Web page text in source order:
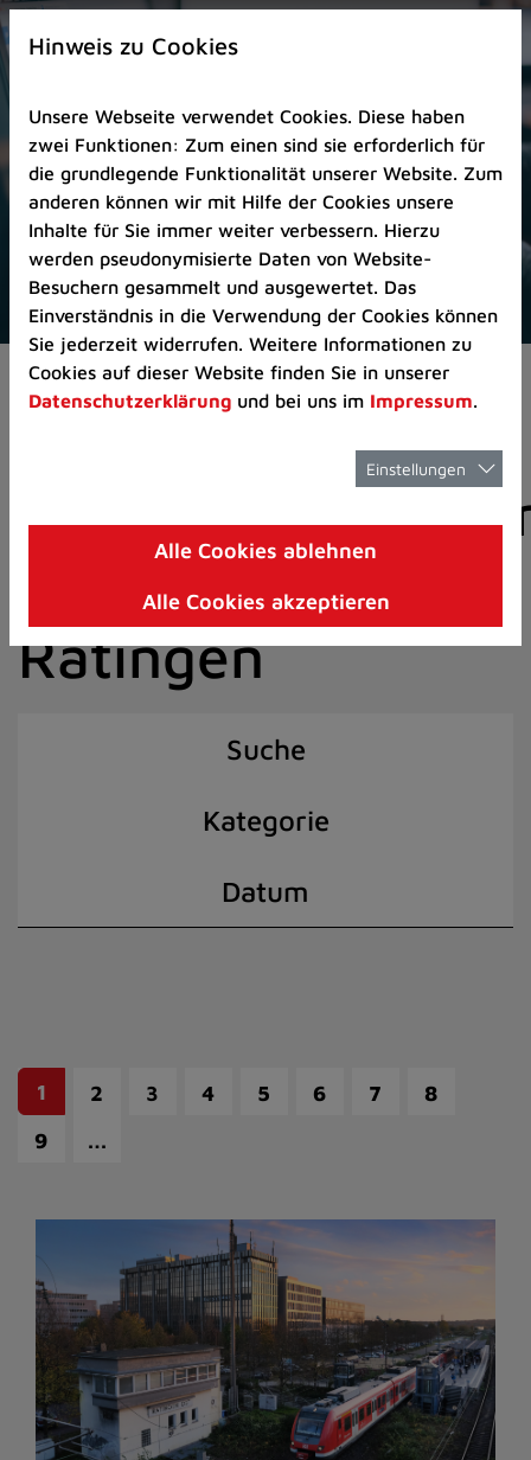
Zur
Startseite
Zum
Seitenanfang
springen
(Schnelltaste
A)
Zur
Navigation/Menü
springen
(Schnelltaste
M)
Zur
8)
I)
Aktuelles Pressemitteilungen
der Stadt
Ratingen
Suche
Kategorie
Datum
1 2 3 4 5 6 7
8
9
…
Hinweis zu Cookies
Unsere Webseite verwendet Cookies. Diese haben
zwei Funktionen: Zum einen sind sie erforderlich für
die grundlegende Funktionalität unserer Website. Zum
anderen können wir mit Hilfe der Cookies unsere
Inhalte für Sie immer weiter verbessern. Hierzu
werden pseudonymisierte Daten von Website-
Besuchern gesammelt und ausgewertet. Das
Einverständnis in die Verwendung der Cookies können
Sie jederzeit widerrufen. Weitere Informationen zu
Cookies auf dieser Website finden Sie in unserer
Datenschutzerklärung und bei uns im Impressum.
Einstellungen
Alle Cookies ablehnen
Alle Cookies akzeptieren